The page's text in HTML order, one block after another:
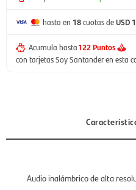
hasta en 18cuotas deUSD
Acumula hasta122 Puntos
con tarjetas Soy Santander en esta
Audio inalámbrico de alta